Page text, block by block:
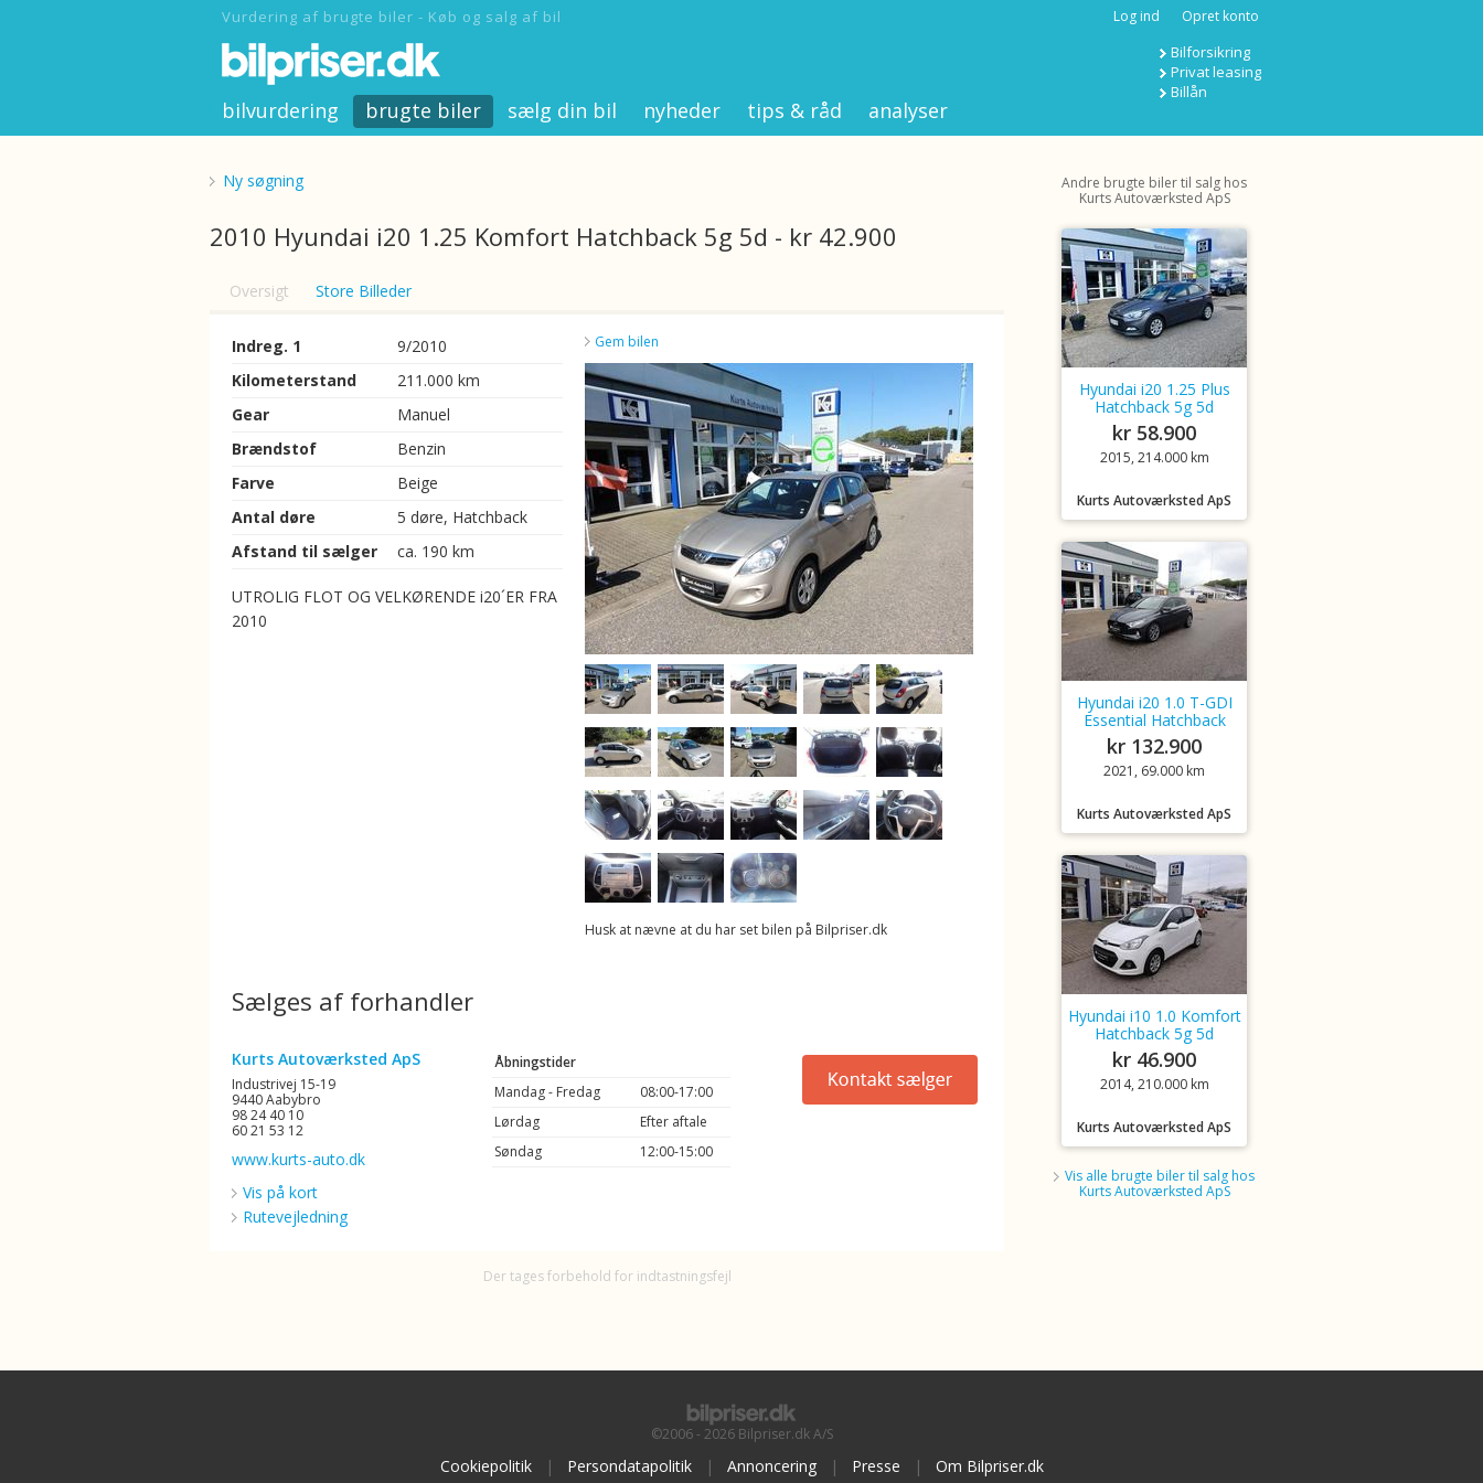
Vurdering af brugte biler - Køb og salg af bil Log ind Opret konto
Bilforsikring
Privat leasing
Billån
bilvurdering brugte biler sælg din bil nyheder tips & råd analyser
Ny søgning
2010 Hyundai i20 1.25 Komfort Hatchback 5g 5d - kr 42.900
Oversigt Store Billeder
Indreg. 1
9/2010
Kilometerstand
211.000 km
Gear
Manuel
Brændstof
Benzin
Farve
Beige
Antal døre
5 døre, Hatchback
Afstand til sælger
ca. 190 km
UTROLIG FLOT OG VELKØRENDE i20´ER FRA
2010
Gem bilen
Husk at nævne at du har set bilen på Bilpriser.dk
Sælges af forhandler
Kurts Autoværksted ApS
Industrivej 15-19
9440 Aabybro
98 24 40 10
60 21 53 12
www.kurts-auto.dk
Vis på kort
Rutevejledning
Åbningstider
Mandag - Fredag
08:00-17:00
Lørdag
Efter aftale
Søndag
12:00-15:00
Der tages forbehold for indtastningsfejl
Andre brugte biler til salg hos
Kurts Autoværksted ApS
Hyundai i20 1.25 Plus
Hatchback 5g 5d
kr 58.900
2015, 214.000 km
Kurts Autoværksted ApS
Hyundai i20 1.0 T-GDI
Essential Hatchback
kr 132.900
2021, 69.000 km
Kurts Autoværksted ApS
Hyundai i10 1.0 Komfort
Hatchback 5g 5d
kr 46.900
2014, 210.000 km
Kurts Autoværksted ApS
Vis alle brugte biler til salg hos
Kurts Autoværksted ApS
©2006 - 2026 Bilpriser.dk A/S
Cookiepolitik | Persondatapolitik | Annoncering | Presse | Om Bilpriser.dk